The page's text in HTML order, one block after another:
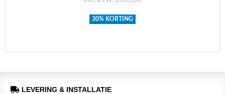
30% KORTING
LEVERING & INSTALLATIE